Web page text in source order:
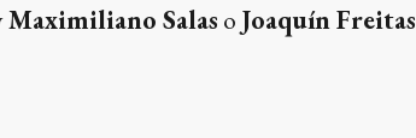
Maximiliano Salas o Joaquín Freitas